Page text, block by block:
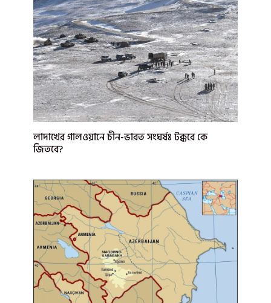
লাদাখের গালওয়ানে চীন-ভারত সংঘর্ষঃ টক্করে কে
জিতবে?